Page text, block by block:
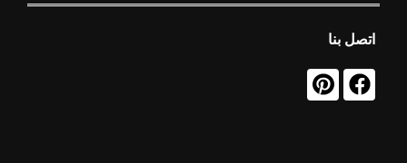
اتصل بنا